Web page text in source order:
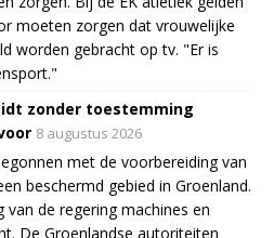
moeten zorgen dat vrouwelijke
worden gebracht op tv. "Er is
zonder toestemming
8 augustus 2026
met de voorbereiding van
beschermd gebied in Groenland.
de regering machines en
De Groenlandse autoriteiten